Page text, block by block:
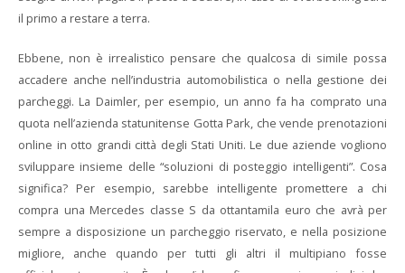
il primo a restare a terra.
Ebbene, non è irrealistico pensare che qualcosa di simile possa
accadere anche nell’industria automobilistica o nella gestione dei
parcheggi. La Daimler, per esempio, un anno fa ha comprato una
quota nell’azienda statunitense Gotta Park, che vende prenotazioni
online in otto grandi città degli Stati Uniti. Le due aziende vogliono
sviluppare insieme delle “soluzioni di posteggio intelligenti”. Cosa
significa? Per esempio, sarebbe intelligente promettere a chi
compra una Mercedes classe S da ottantamila euro che avrà per
sempre a disposizione un parcheggio riservato, e nella posizione
migliore, anche quando per tutti gli altri il multipiano fosse